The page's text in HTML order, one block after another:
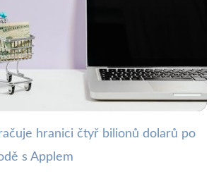
4 bilionů dolarů
hranici čtyř bilionů dolarů po
s Applem